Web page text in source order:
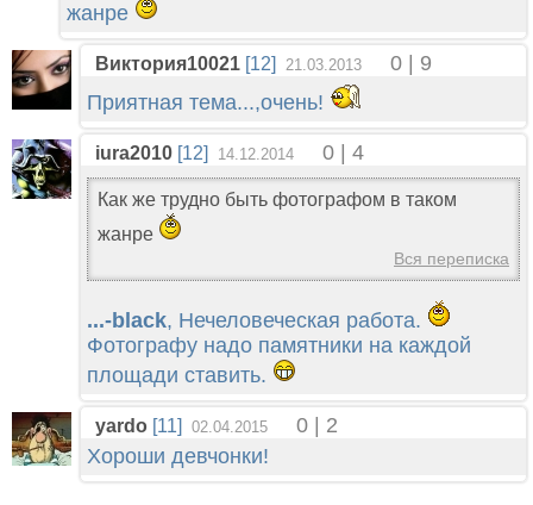
жанре
Виктория10021 [12] 21.03.2013
0 | 9
Приятная тема...,очень!
iura2010 [12] 14.12.2014 0 | 4
Как же трудно быть фотографом в таком
жанре
Вся переписка
...-black, Нечеловеческая работа.
Фотографу надо памятники на каждой
площади ставить.
yardo [11] 02.04.2015
0 | 2
Хороши девчонки!